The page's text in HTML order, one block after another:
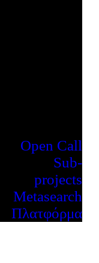
Open Call
Sub-
projects
Metasearch
Πλατφόρμα